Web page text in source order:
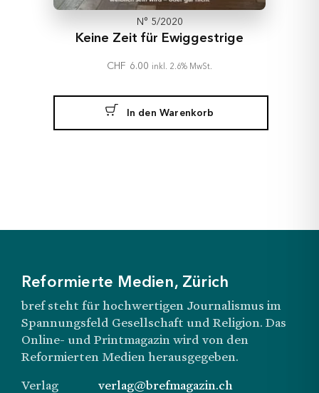
N° 5/2020
Keine Zeit für Ewiggestrige
CHF 6.00 inkl. 2.6% MwSt.
In den Warenkorb
Reformierte Medien, Zürich
bref steht für hochwertigen Journalismus im
Spannungsfeld Gesellschaft und Religion. Das
Online- und Printmagazin wird von den
Reformierten Medien herausgegeben.
Verlag
verlag@brefmagazin.ch